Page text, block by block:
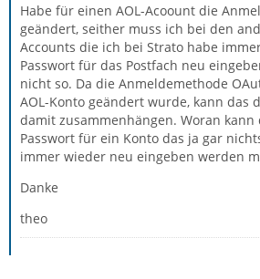
Habe für einen AOL-Acoount die
geändert, seither muss ich bei den
Accounts die ich bei Strato habe
Passwort für das Postfach neu
nicht so. Da die Anmeldemethode
AOL-Konto geändert wurde, kann das
damit zusammenhängen. Woran kann
Passwort für ein Konto das ja gar
immer wieder neu eingeben werden
Danke
theo